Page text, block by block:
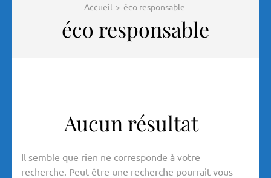
Accueil > éco responsable
éco responsable
Aucun résultat
Il semble que rien ne corresponde à votre
recherche. Peut-être une recherche pourrait vous